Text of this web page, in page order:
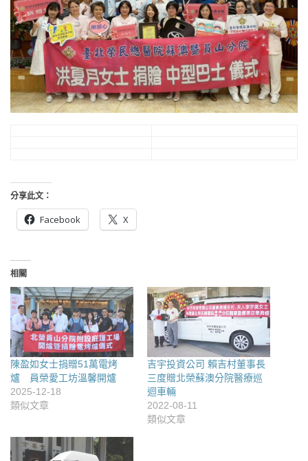
分享此文：
Facebook X
相關
陳盈如女士捐贈51萬電烤
爐 員榮愛工坊溫馨開爐
2025-12-18
類似文章
吉宇投資公司 賴吉村董事長
三度贈北榮蘇澳分院醫療巡
迴車輛
2022-08-11
類似文章